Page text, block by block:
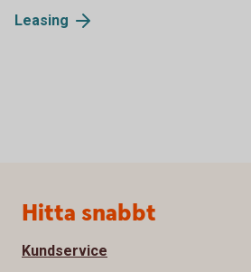
Leasing
Sidfot
Hitta snabbt
Kundservice